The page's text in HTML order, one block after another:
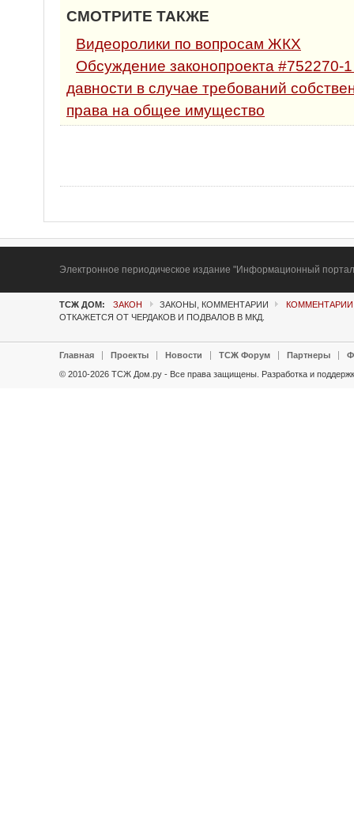
СМОТРИТЕ ТАКЖЕ
Видеоролики по вопросам ЖКХ
Обсуждение законопроекта #752270-
давности в случае требований
права на общее имущество
Электронное периодическое издание "Информационный
ТСЖ ДОМ: ЗАКОН ЗАКОНЫ, КОММЕНТАРИИ
ОТКАЖЕТСЯ ОТ ЧЕРДАКОВ И ПОДВАЛОВ В МКД.
Главная Проекты Новости ТСЖ Форум Партнеры
© 2010-2026 ТСЖ Дом.ру - Все права защищены. Разработка и